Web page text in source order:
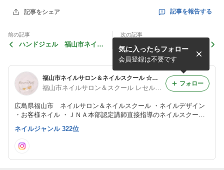
記事をシェア 記事を報告する
前の記事
ハンドジェル 福山市ネイル
次の記事
ハンドスカルプ 福山市ネイ
ルサロン＆ネイルスクール
レセルブネイル
福山市ネイルサロン＆ネイルスクール ☆レセルブブログ☆
福山市ネイルサロン＆スクール レセルブネイル
広島県福山市 ネイルサロン＆ネイルスクール ・ネイルデザイン
・お客様ネイル ・ＪＮＡ本部認定講師直接指導のネイルスクール
気に入ったらフォロー
会員登録は不要です
フォロー
ネイルジャンル 322位